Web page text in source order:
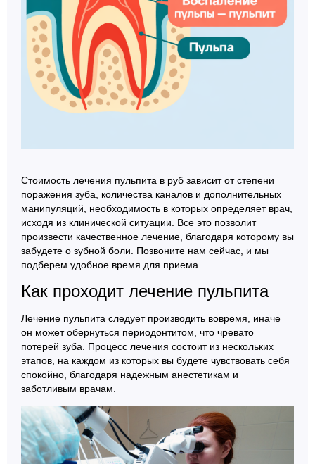
Стоимость лечения пульпита в руб зависит от степени
поражения зуба, количества каналов и дополнительных
манипуляций, необходимость в которых определяет врач,
исходя из клинической ситуации. Все это позволит
произвести качественное лечение, благодаря которому вы
забудете о зубной боли. Позвоните нам сейчас, и мы
подберем удобное время для приема.
Как проходит лечение пульпита
Лечение пульпита следует производить вовремя, иначе
он может обернуться периодонтитом, что чревато
потерей зуба. Процесс лечения состоит из нескольких
этапов, на каждом из которых вы будете чувствовать себя
спокойно, благодаря надежным анестетикам и
заботливым врачам.